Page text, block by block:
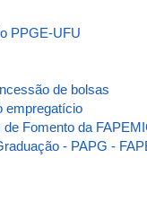
PPGE-UFU
de bolsas
empregatício
Fomento da
- PAPG -